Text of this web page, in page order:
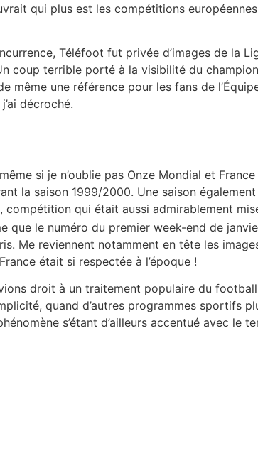
qui plus est les compétitions
Téléfoot fut privée d’images de la
coup terrible porté à la visibilité du
même une référence pour les fans de
décroché.
si je n’oublie pas Onze Mondial et France
la saison 1999/2000. Une saison également
qui était aussi admirablement
que le numéro du premier week-end de
Me reviennent notamment en tête les
était si respectée à l’époque !
droit à un traitement populaire du
quand d’autres programmes sportifs
s’étant d’ailleurs accentué avec le